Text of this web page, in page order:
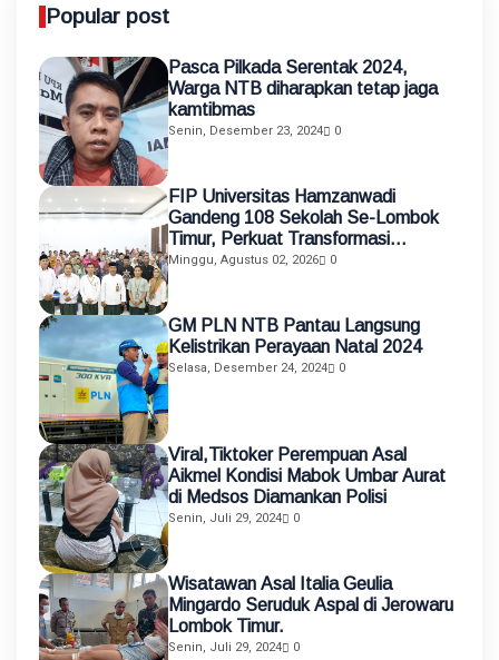
Popular post
Pasca Pilkada Serentak 2024,
Warga NTB diharapkan tetap jaga
kamtibmas
Senin, Desember 23, 2024 0
FIP Universitas Hamzanwadi
Gandeng 108 Sekolah Se-Lombok
Timur, Perkuat Transformasi
Pendidikan melalui Asistensi
Minggu, Agustus 02, 2026 0
GM PLN NTB Pantau Langsung
Kelistrikan Perayaan Natal 2024
Selasa, Desember 24, 2024 0
Viral,Tiktoker Perempuan Asal
Aikmel Kondisi Mabok Umbar Aurat
di Medsos Diamankan Polisi
Senin, Juli 29, 2024 0
Wisatawan Asal Italia Geulia
Mingardo Seruduk Aspal di Jerowaru
Lombok Timur.
Senin, Juli 29, 2024 0